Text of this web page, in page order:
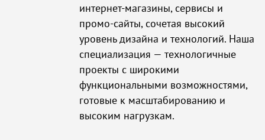
интернет-магазины, сервисы и
промо-сайты, сочетая высокий
уровень дизайна и технологий. Наша
специализация — технологичные
проекты с широкими
функциональными возможностями,
готовые к масштабированию и
высоким нагрузкам.